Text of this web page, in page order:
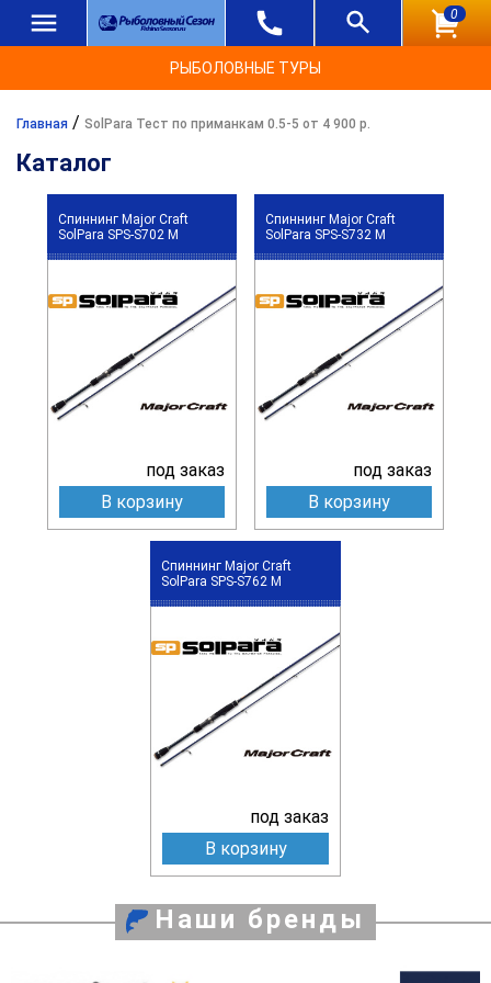
0
РЫБОЛОВНЫЕ ТУРЫ
Главная / SolPara Тест по приманкам 0.5-5 от 4 900 р.
Каталог
Спиннинг Major Craft
SolPara SPS-S702 M
под заказ
В корзину
Спиннинг Major Craft
SolPara SPS-S732 M
под заказ
В корзину
Спиннинг Major Craft
SolPara SPS-S762 M
под заказ
В корзину
Наши бренды